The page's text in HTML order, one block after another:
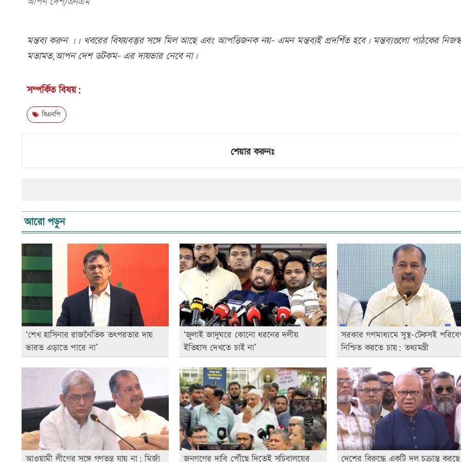
মন্তব্য করুন ।। খবরের বিষয়বস্তুর সঙ্গে মিল আছে এবং আপত্তিজনক নয়- এমন মন্তব্যই প্রদর্শিত হবে। মন্তব্যগুলো পাঠকের নিজস্ব
মতামত,আপন দেশ ডটকম- এর দায়ভার নেবে না।
সম্পর্কিত বিষয়:
বিএনপি
শেয়ার করুনঃ
আরো পড়ুন
‘শেখ হাসিনার রাজনৈতিক তৎপরতার দায়
ভারত এড়াতে পারে না’
‘জুলাই জাদুঘরে কোনো ধরনের দলীয়
ইতিহাস দেখতে চাই না’
সরকার গণমাধ্যমে সুস্থ-টেকসই
নিশ্চিত করতে চায়: তথ্যমন্ত্রী
আওয়ামী লীগের সঙ্গে গণতন্ত্র যায় না: মির্জা জনগণের দাবি পৌঁছে দিতেই সচিবালয়ের দেশের বিরুদ্ধে একটি দল চক্রান্ত